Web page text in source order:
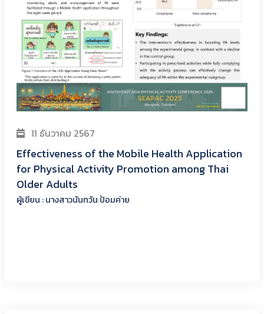
11 ธันวาคม 2567
Effectiveness of the Mobile Health Application
for Physical Activity Promotion among Thai
Older Adults
ผู้เขียน : นางสาวนันทวัน ป้อมค่าย